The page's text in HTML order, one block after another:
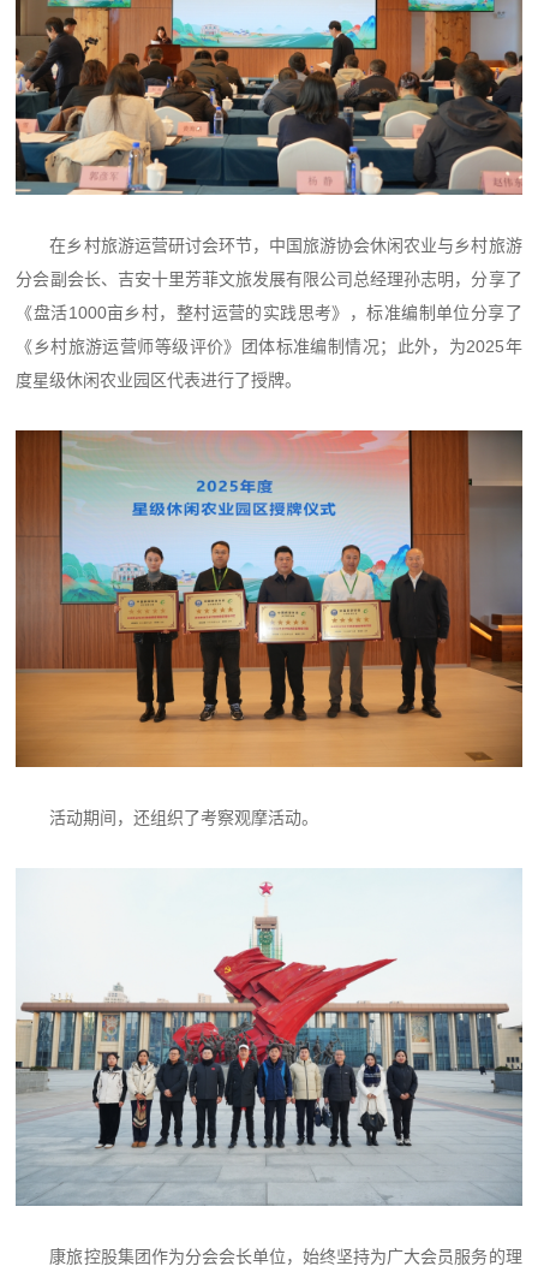
在乡村旅游运营研讨会环节，中国旅游协会休闲农业与乡村旅游
分会副会长、吉安十里芳菲文旅发展有限公司总经理孙志明，分享了
《盘活1000亩乡村，整村运营的实践思考》，标准编制单位分享了
《乡村旅游运营师等级评价》团体标准编制情况；此外，为2025年
度星级休闲农业园区代表进行了授牌。
活动期间，还组织了考察观摩活动。
康旅控股集团作为分会会长单位，始终坚持为广大会员服务的理